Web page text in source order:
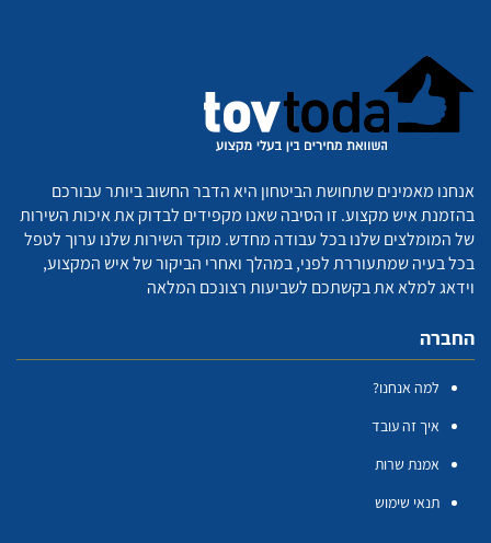
אנחנו מאמינים שתחושת הביטחון היא הדבר החשוב ביותר עבורכם
בהזמנת איש מקצוע. זו הסיבה שאנו מקפידים לבדוק את איכות השירות
של המומלצים שלנו בכל עבודה מחדש. מוקד השירות שלנו ערוך לטפל
בכל בעיה שמתעוררת לפני, במהלך ואחרי הביקור של איש המקצוע,
וידאג למלא את בקשתכם לשביעות רצונכם המלאה
החברה
למה אנחנו?
איך זה עובד
אמנת שרות
תנאי שימוש